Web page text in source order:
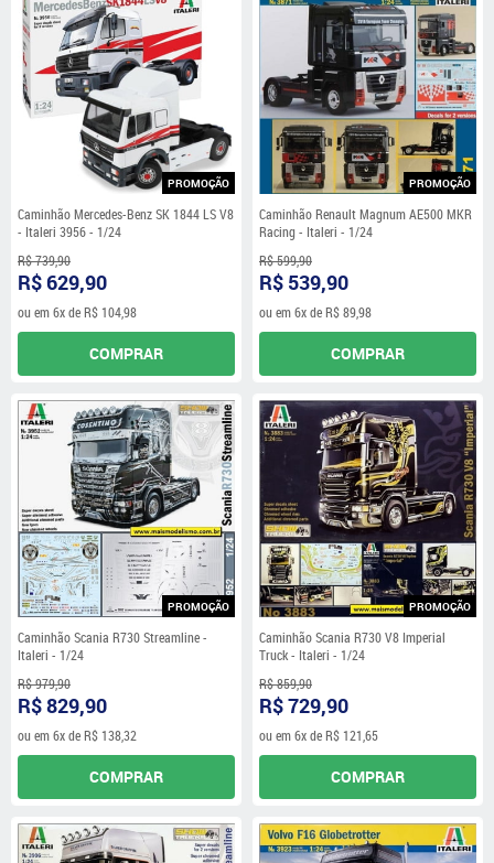
PROMOÇÃO
Caminhão Mercedes-Benz SK 1844 LS V8
- Italeri 3956 - 1/24
R$ 739,90
R$ 629,90
ou em6xdeR$ 104,98
COMPRAR
PROMOÇÃO
Caminhão Renault Magnum AE500 MKR
Racing - Italeri - 1/24
R$ 599,90
R$ 539,90
ou em6xdeR$ 89,98
COMPRAR
PROMOÇÃO
Caminhão Scania R730 Streamline -
Italeri - 1/24
R$ 979,90
R$ 829,90
ou em6xdeR$ 138,32
COMPRAR
PROMOÇÃO
Caminhão Scania R730 V8 Imperial
Truck - Italeri - 1/24
R$ 859,90
R$ 729,90
ou em6xdeR$ 121,65
COMPRAR